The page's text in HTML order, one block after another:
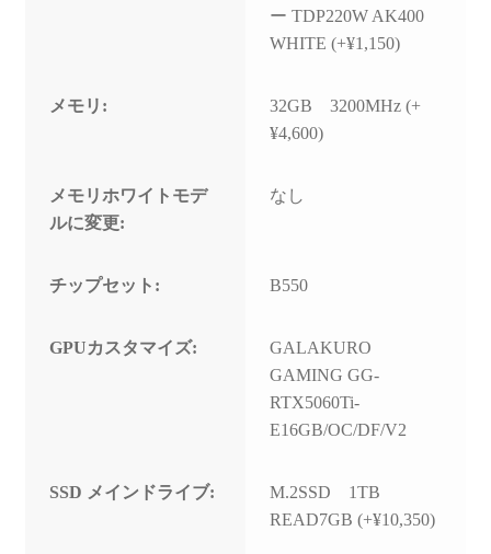
ー TDP220W AK400
WHITE (+¥1,150)
メモリ:
32GB 3200MHz (+
¥4,600)
メモリホワイトモデ
ルに変更:
なし
チップセット: B550
GPUカスタマイズ:
GALAKURO
GAMING GG-
RTX5060Ti-
E16GB/OC/DF/V2
SSD メインドライブ:
M.2SSD 1TB
READ7GB (+¥10,350)